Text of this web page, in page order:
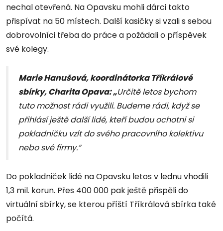
nechal otevřená. Na Opavsku mohli dárci takto
přispívat na 50 místech. Další kasičky si vzali s sebou
dobrovolníci třeba do práce a požádali o příspěvek
své kolegy.
Marie Hanušová, koordinátorka Tříkrálové
sbírky, Charita Opava: „Určitě letos bychom
tuto možnost rádi využili. Budeme rádi, když se
přihlásí ještě další lidé, kteří budou ochotni si
pokladničku vzít do svého pracovního kolektivu
nebo své firmy.“
Do pokladniček lidé na Opavsku letos v lednu vhodili
1,3 mil. korun. Přes 400 000 pak ještě přispěli do
virtuální sbírky, se kterou příští Tříkrálová sbírka také
počítá.